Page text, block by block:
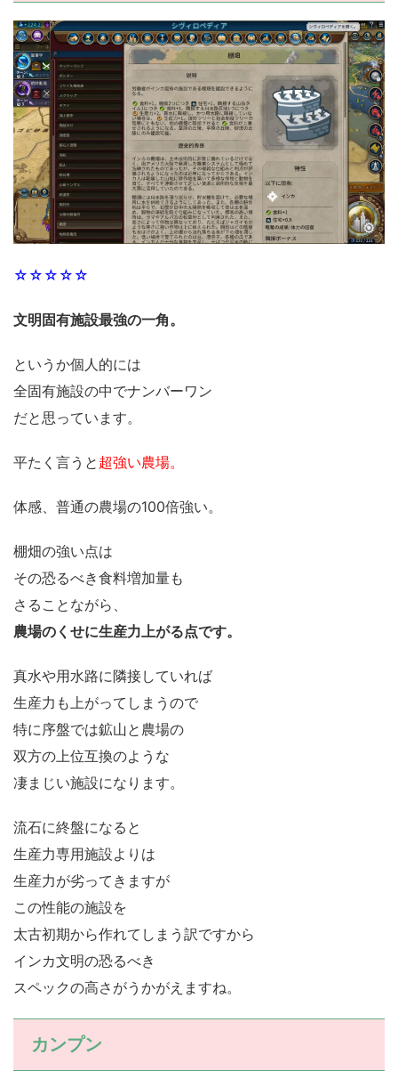
☆☆☆☆☆
文明固有施設最強の一角。
というか個人的には
全固有施設の中でナンバーワン
だと思っています。
平たく言うと 超強い農場。
体感、普通の農場の100倍強い。
棚畑の強い点は
その恐るべき食料増加量も
さることながら、
農場のくせに生産力上がる点です。
真水や用水路に隣接していれば
生産力も上がってしまうので
特に序盤では鉱山と農場の
双方の上位互換のような
凄まじい施設になります。
流石に終盤になると
生産力専用施設よりは
生産力が劣ってきますが
この性能の施設を
太古初期から作れてしまう訳ですから
インカ文明の恐るべき
スペックの高さがうかがえますね。
カンプン